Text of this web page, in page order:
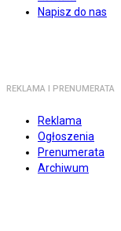
Napisz do nas
REKLAMA I PRENUMERATA
Reklama
Ogłoszenia
Prenumerata
Archiwum